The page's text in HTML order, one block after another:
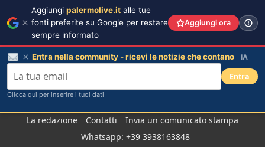
La redazione Contatti
Invia un comunicato stampa
Whatsapp: +39 3938163848
Aggiungi palermolive.it alle tue
fonti preferite su Google per restare
sempre informato
Aggiungi ora
Entra nella community - ricevi le notizie che contano IA
Entra
Clicca qui per inserire i tuoi dati